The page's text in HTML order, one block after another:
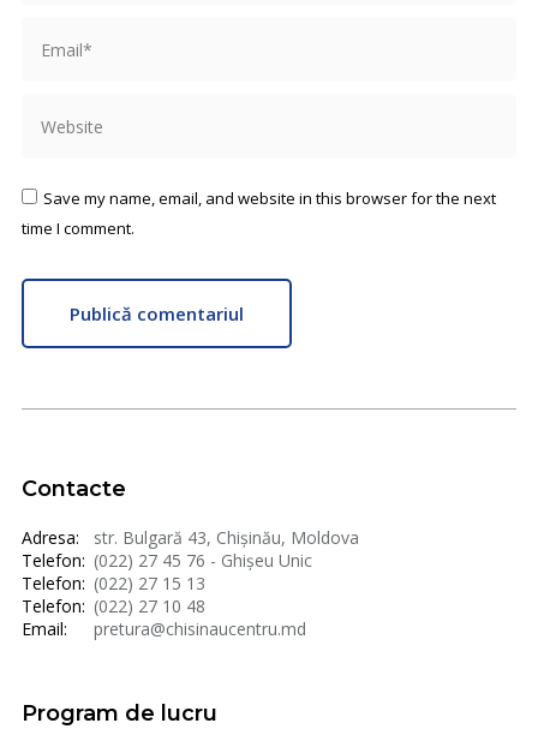
Save my name, email, and website in this browser for the next
time I comment.
Publică comentariul
Contacte
Adresa:
str. Bulgară 43, Chișinău, Moldova
Telefon: (022) 27 45 76 - Ghișeu Unic
Telefon: (022) 27 15 13
Telefon: (022) 27 10 48
Email:
pretura@chisinaucentru.md
Program de lucru